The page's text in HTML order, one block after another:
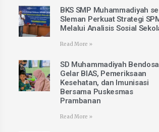
BKS SMP Muhammadiyah
Sleman Perkuat Strategi
Melalui Analisis Sosial
Read More »
SD Muhammadiyah
Gelar BIAS, Pemeriksaan
Kesehatan, dan Imunisasi
Bersama Puskesmas
Prambanan
Read More »